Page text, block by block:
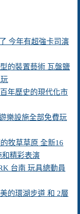
今年有超強卡司演
的裝置藝術 瓦盤鹽
年歷史的現代化市
樂設施全部免費玩
牧草草原 全新16
精彩表演
台南 玩具總動員
的環湖步道 和 2層